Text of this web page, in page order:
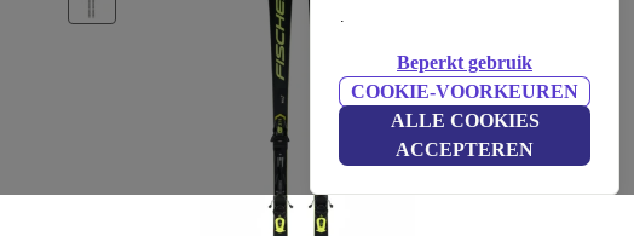
.
Beperkt gebruik
COOKIE-VOORKEUREN
ALLE COOKIES
ACCEPTEREN